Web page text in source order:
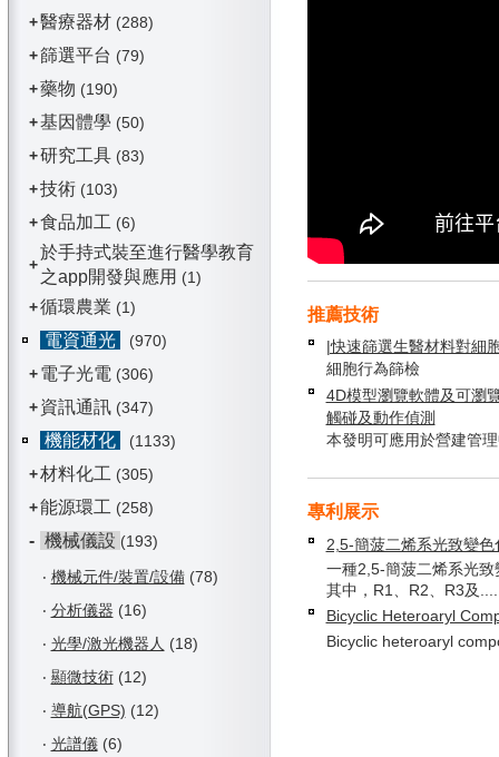
+醫療器材 (288)
+篩選平台 (79)
+藥物 (190)
+基因體學 (50)
+研究工具(83)
+技術(103)
+食品加工 (6)
+
於手持式裝至進行醫學教育
之app開發與應用 (1)
+循環農業 (1)
電資通光
(970)
+ 電子光電 (306)
+ 資訊通訊(347)
機能材化
(1133)
+材料化工 (305)
+能源環工 (258)
- 機械儀設 (193)
‧ 機械元件/裝置/設備(78)
‧ 分析儀器 (16)
‧ 光學/激光機器人 (18)
‧ 顯微技術(12)
‧ 導航(GPS) (12)
‧ 光譜儀(6)
推薦技術
|快速篩選生醫材料對細
細胞行為篩檢
4D模型瀏覽軟體及可瀏
觸碰及動作偵測
本發明可應用於營建管
專利展示
2,5-簡菠二烯系光致變色
一種2,5-簡菠二烯系光
其中，R1、R2、R3及
Bicyclic Heteroaryl
Bicyclic heteroaryl